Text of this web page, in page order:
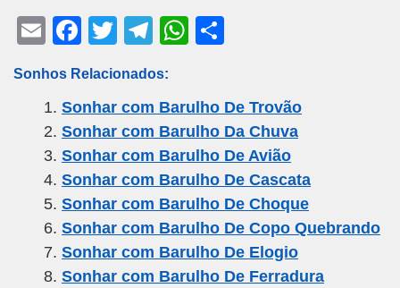
E
ail
F
c
e
b
o
o
k
T
tt
er
T
e
gr
a
m
W
s
A
p
p
e
Sonhos Relacionados:
Sonhar com Barulho De Trovão
Sonhar com Barulho Da Chuva
Sonhar com Barulho De Avião
Sonhar com Barulho De Cascata
Sonhar com Barulho De Choque
Sonhar com Barulho De Copo Quebrando
Sonhar com Barulho De Elogio
Sonhar com Barulho De Ferradura